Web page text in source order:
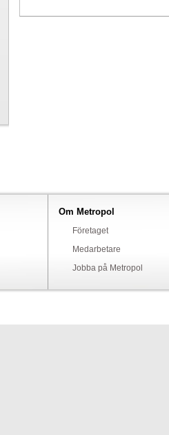
Om Metropol
Företaget
Medarbetare
Jobba på Metropol